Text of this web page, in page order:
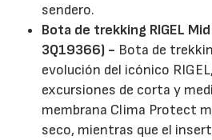
sendero.
Bota de trekking RIGEL
3Q19366) - Bota de
evolución del icónico
excursiones de corta y
membrana Clima Protect
seco, mientras que el